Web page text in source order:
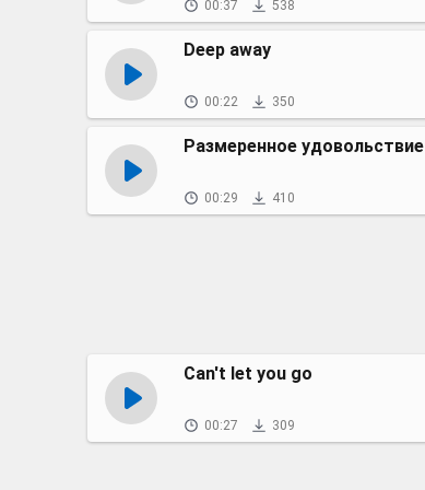
00:37 538
Deep away
00:22 350
Размеренное удовольствие
00:29 410
Can't let you go
00:27 309